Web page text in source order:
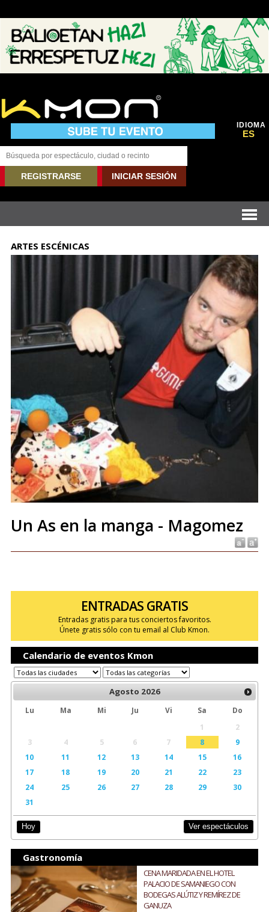
IDIOMA
ES
REGISTRARSE INICIAR SESIÓN
ARTES ESCÉNICAS
Un As en la manga - Magomez
ENTRADAS GRATIS
Entradas gratis para tus conciertos favoritos.
Únete gratis sólo con tu email al Club Kmon.
Calendario de eventos Kmon
Agosto 2026
Lu Ma Mi Ju Vi Sa
Do
1
2
3
4 5 6 7 8
9
10
11 12 13 14 15
16
17
18 19 20 21 22
23
24
25 26 27 28 29
30
31
Hoy Ver espectáculos
Gastronomía
CENA MARIDADA EN EL HOTEL
PALACIO DE SAMANIEGO CON
BODEGAS ALÚTIZ Y REMÍREZ DE
GANUZA